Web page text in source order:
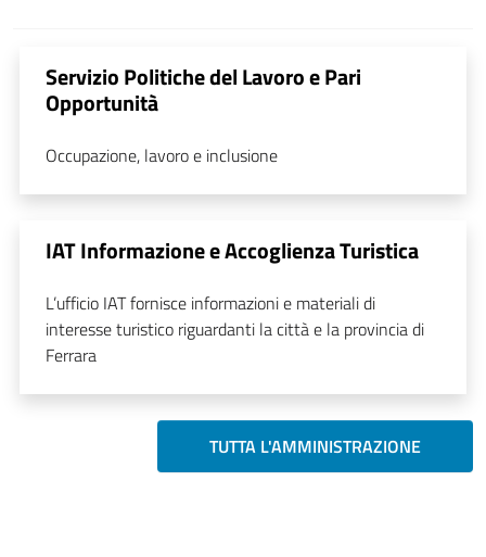
Servizio Politiche del Lavoro e Pari
Opportunità
Occupazione, lavoro e inclusione
IAT Informazione e Accoglienza Turistica
L’ufficio IAT fornisce informazioni e materiali di
interesse turistico riguardanti la città e la provincia di
Ferrara
TUTTA L'AMMINISTRAZIONE